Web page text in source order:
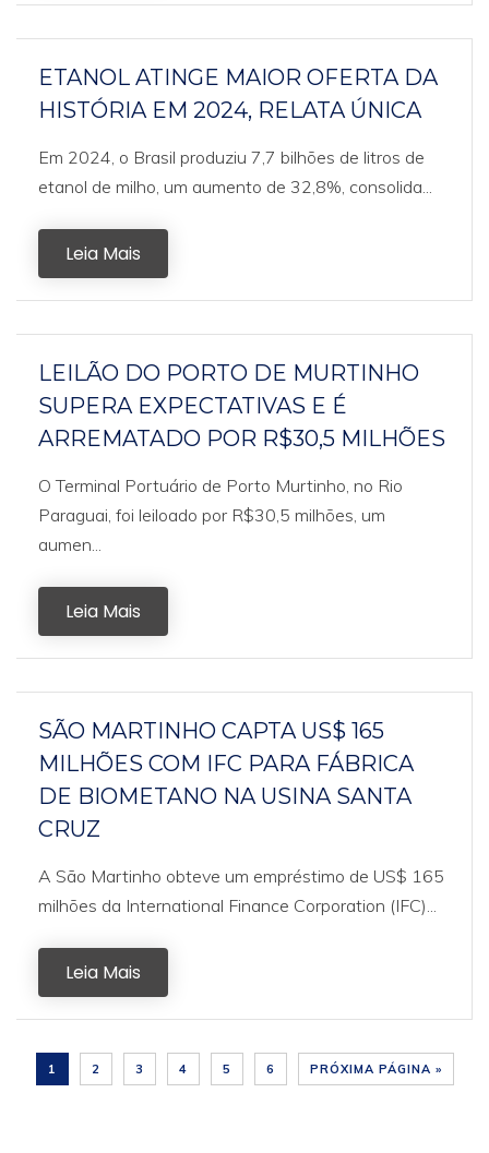
ETANOL ATINGE MAIOR OFERTA DA
HISTÓRIA EM 2024, RELATA ÚNICA
Em 2024, o Brasil produziu 7,7 bilhões de litros de
etanol de milho, um aumento de 32,8%, consolida...
Leia Mais
LEILÃO DO PORTO DE MURTINHO
SUPERA EXPECTATIVAS E É
ARREMATADO POR R$30,5 MILHÕES
O Terminal Portuário de Porto Murtinho, no Rio
Paraguai, foi leiloado por R$30,5 milhões, um
aumen...
Leia Mais
SÃO MARTINHO CAPTA US$ 165
MILHÕES COM IFC PARA FÁBRICA
DE BIOMETANO NA USINA SANTA
CRUZ
A São Martinho obteve um empréstimo de US$ 165
milhões da International Finance Corporation (IFC)...
Leia Mais
1 2 3 4 5 6 PRÓXIMA PÁGINA »